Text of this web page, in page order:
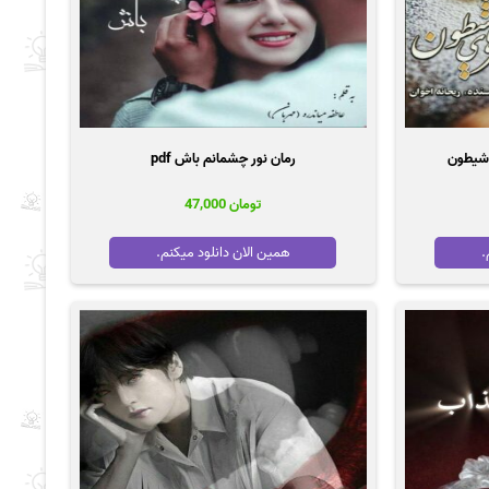
شیطون
رمان نور چشمانم باش pdf
تومان
همین الان دانلود میکنم.